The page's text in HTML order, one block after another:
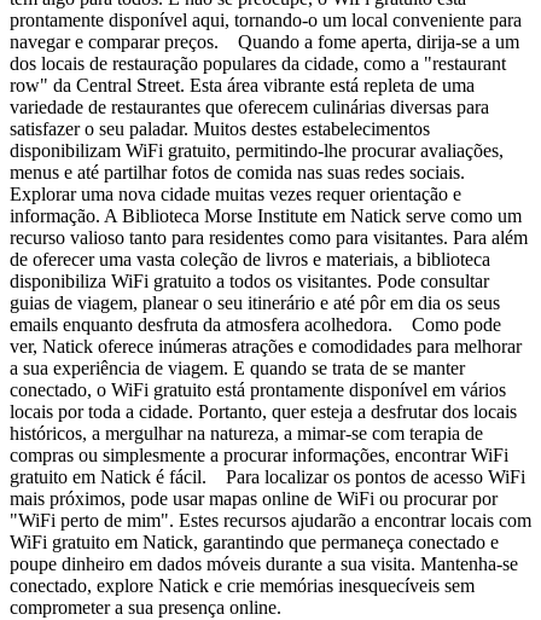
prontamente disponível aqui, tornando-o um local conveniente para
navegar e comparar preços. Quando a fome aperta, dirija-se a um
dos locais de restauração populares da cidade, como a "restaurant
row" da Central Street. Esta área vibrante está repleta de uma
variedade de restaurantes que oferecem culinárias diversas para
satisfazer o seu paladar. Muitos destes estabelecimentos
disponibilizam WiFi gratuito, permitindo-lhe procurar avaliações,
menus e até partilhar fotos de comida nas suas redes sociais.
Explorar uma nova cidade muitas vezes requer orientação e
informação. A Biblioteca Morse Institute em Natick serve como um
recurso valioso tanto para residentes como para visitantes. Para além
de oferecer uma vasta coleção de livros e materiais, a biblioteca
disponibiliza WiFi gratuito a todos os visitantes. Pode consultar
guias de viagem, planear o seu itinerário e até pôr em dia os seus
emails enquanto desfruta da atmosfera acolhedora. Como pode
ver, Natick oferece inúmeras atrações e comodidades para melhorar
a sua experiência de viagem. E quando se trata de se manter
conectado, o WiFi gratuito está prontamente disponível em vários
locais por toda a cidade. Portanto, quer esteja a desfrutar dos locais
históricos, a mergulhar na natureza, a mimar-se com terapia de
compras ou simplesmente a procurar informações, encontrar WiFi
gratuito em Natick é fácil. Para localizar os pontos de acesso WiFi
mais próximos, pode usar mapas online de WiFi ou procurar por
"WiFi perto de mim". Estes recursos ajudarão a encontrar locais com
WiFi gratuito em Natick, garantindo que permaneça conectado e
poupe dinheiro em dados móveis durante a sua visita. Mantenha-se
conectado, explore Natick e crie memórias inesquecíveis sem
comprometer a sua presença online.